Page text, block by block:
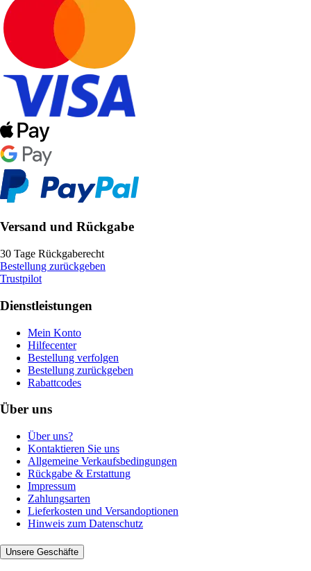
Versand und Rückgabe
30 Tage Rückgaberecht
Bestellung zurückgeben
Trustpilot
Dienstleistungen
Mein Konto
Hilfecenter
Bestellung verfolgen
Bestellung zurückgeben
Rabattcodes
Über uns
Über uns?
Kontaktieren Sie uns
Allgemeine Verkaufsbedingungen
Rückgabe & Erstattung
Impressum
Zahlungsarten
Lieferkosten und Versandoptionen
Hinweis zum Datenschutz
Unsere Geschäfte